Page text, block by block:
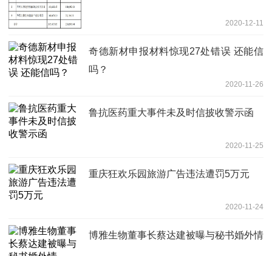
2020-12-11
奇德新材申报材料惊现27处错误 还能信
吗？
2020-11-26
鲁抗医药重大事件未及时信披收警示函
2020-11-25
重庆狂欢乐园旅游广告违法遭罚5万元
2020-11-24
博雅生物董事长蔡达建被曝与秘书婚外情